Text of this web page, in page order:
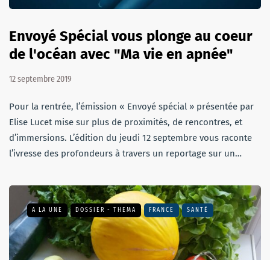
Envoyé Spécial vous plonge au coeur
de l'océan avec "Ma vie en apnée"
12 septembre 2019
Pour la rentrée, l’émission « Envoyé spécial » présentée par
Elise Lucet mise sur plus de proximités, de rencontres, et
d’immersions. L’édition du jeudi 12 septembre vous raconte
l’ivresse des profondeurs à travers un reportage sur un…
A LA UNE DOSSIER - THEMA FRANCE SANTÉ